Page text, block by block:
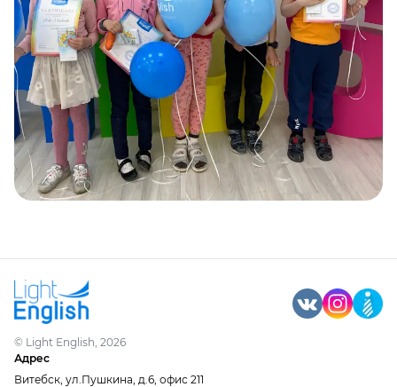
© Light English, 2026
Адрес
Витебск, ул.Пушкина, д.6, офис 211